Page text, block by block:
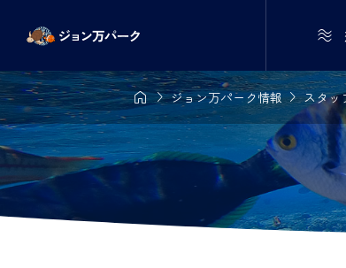

ジョン万パーク情報スタッ